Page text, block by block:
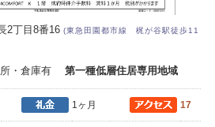
2丁目8番16(東急田園都市線 梶が谷駅徒歩11
所・倉庫有第一種低層住居専用地域
1ヶ月 17